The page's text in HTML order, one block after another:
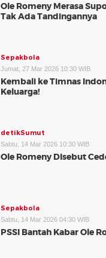
Ole Romeny Merasa
Tak Ada Tandingannya
Sepakbola
Jumat, 27 Mar 2026 10:30 WIB
Kembali ke Timnas
Keluarga!
detikSumut
Sabtu, 14 Mar 2026 10:30 WIB
Ole Romeny DIsebut
Sepakbola
Sabtu, 14 Mar 2026 04:30 WIB
PSSI Bantah Kabar Ole